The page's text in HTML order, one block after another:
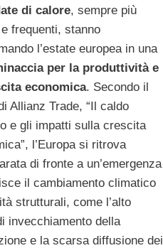
di calore, sempre più
frequenti, stanno
l’estate europea in una
per la produttività e
economica. Secondo il
Allianz Trade, “Il caldo
e gli impatti sulla crescita
l’Europa si ritrova
di fronte a un’emergenza
il cambiamento climatico
strutturali, come l’alto
invecchiamento della
e la scarsa diffusione dei